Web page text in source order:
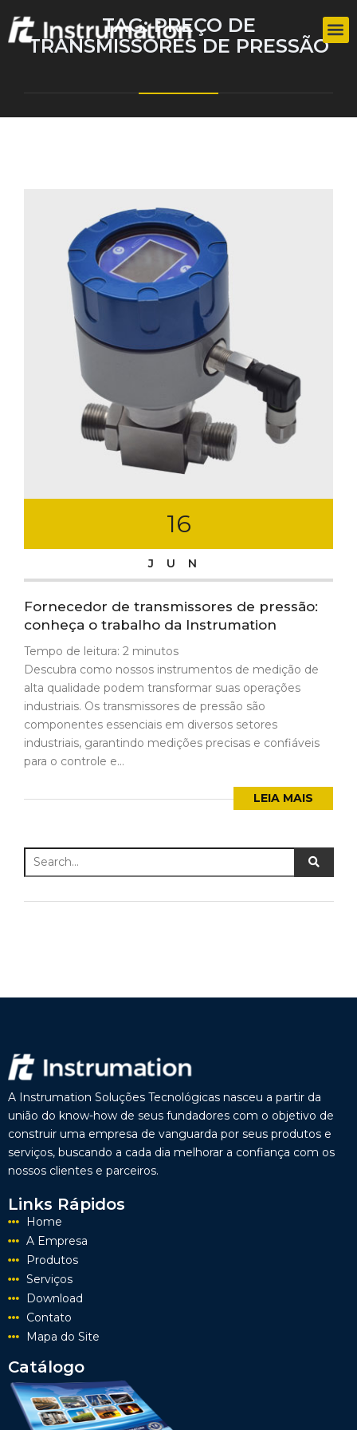
TAG:PREÇO DE
TRANSMISSORES DE PRESSÃO
16
JUN
Fornecedor de transmissores de pressão:
conheça o trabalho da Instrumation
Tempo de leitura: 2 minutos
Descubra como nossos instrumentos de medição de
alta qualidade podem transformar suas operações
industriais. Os transmissores de pressão são
componentes essenciais em diversos setores
industriais, garantindo medições precisas e confiáveis
para o controle e...
LEIA MAIS
A Instrumation Soluções Tecnológicas nasceu a partir da
união do know-how de seus fundadores com o objetivo de
construir uma empresa de vanguarda por seus produtos e
serviços, buscando a cada dia melhorar a confiança com os
nossos clientes e parceiros.
Links Rápidos
Home
A Empresa
Produtos
Serviços
Download
Contato
Mapa do Site
Catálogo